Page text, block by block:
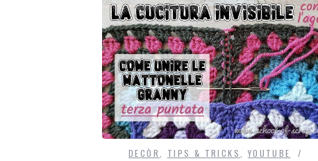
DECÒR TIPS & TRICKS
YOUTUBE